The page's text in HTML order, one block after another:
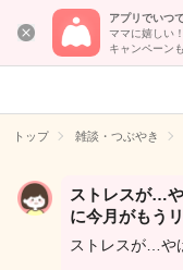
アプリでいつ
ママに嬉しい
キャンペーン
トップ 雑談・つぶやき
ストレスが…
に今月がもう
ストレスが…や